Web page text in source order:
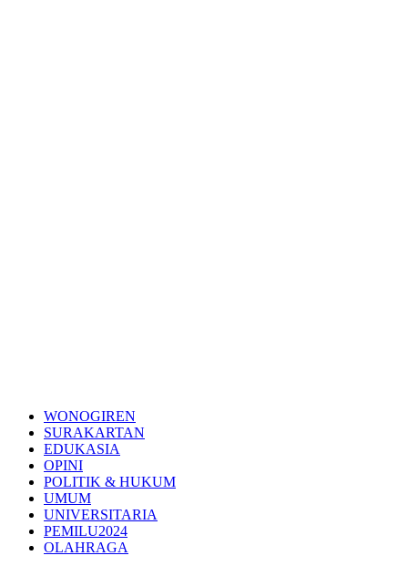
WONOGIREN
SURAKARTAN
EDUKASIA
OPINI
POLITIK & HUKUM
UMUM
UNIVERSITARIA
PEMILU2024
OLAHRAGA